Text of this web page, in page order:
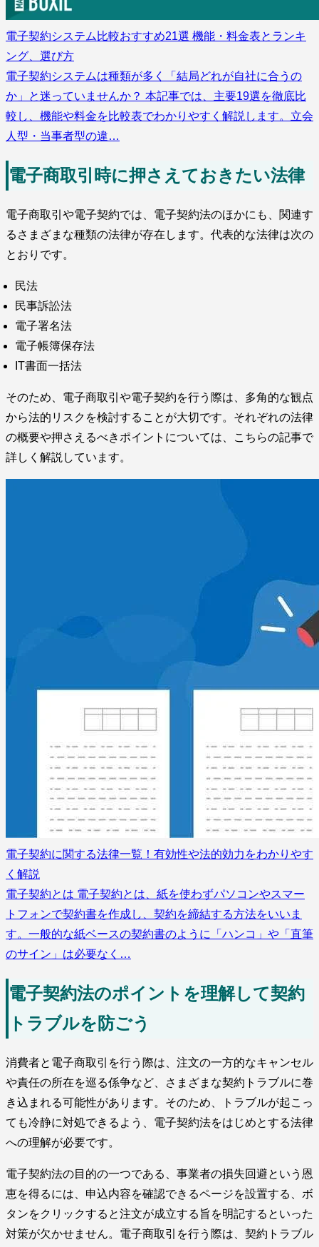
電子契約システム比較おすすめ21選 機能・料金表とランキ
ング、選び方
電子契約システムは種類が多く「結局どれが自社に合うの
か」と迷っていませんか？ 本記事では、主要19選を徹底比
較し、機能や料金を比較表でわかりやすく解説します。立会
人型・当事者型の違…
電子商取引時に押さえておきたい法律
電子商取引や電子契約では、電子契約法のほかにも、関連す
るさまざまな種類の法律が存在します。代表的な法律は次の
とおりです。
民法
民事訴訟法
電子署名法
電子帳簿保存法
IT書面一括法
そのため、電子商取引や電子契約を行う際は、多角的な観点
から法的リスクを検討することが大切です。それぞれの法律
の概要や押さえるべきポイントについては、こちらの記事で
詳しく解説しています。
電子契約に関する法律一覧！有効性や法的効力をわかりやす
く解説
電子契約とは 電子契約とは、紙を使わずパソコンやスマー
トフォンで契約書を作成し、契約を締結する方法をいいま
す。一般的な紙ベースの契約書のように「ハンコ」や「直筆
のサイン」は必要なく…
電子契約法のポイントを理解して契約
トラブルを防ごう
消費者と電子商取引を行う際は、注文の一方的なキャンセル
や責任の所在を巡る係争など、さまざまな契約トラブルに巻
き込まれる可能性があります。そのため、トラブルが起こっ
ても冷静に対処できるよう、電子契約法をはじめとする法律
への理解が必要です。
電子契約法の目的の一つである、事業者の損失回避という恩
恵を得るには、申込内容を確認できるページを設置する、ボ
タンをクリックすると注文が成立する旨を明記するといった
対策が欠かせません。電子商取引を行う際は、契約トラブル